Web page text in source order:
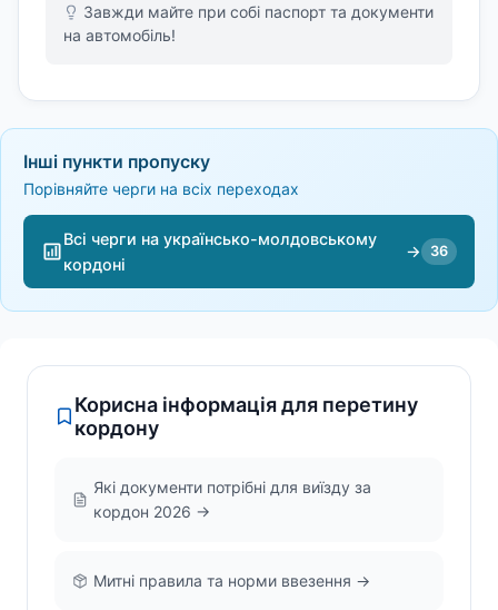
Завжди майте при собі паспорт та документи
на автомобіль!
Інші пункти пропуску
Порівняйте черги на всіх переходах
Всі черги на українсько-молдовському
кордоні
→ 36
Корисна інформація для перетину
кордону
Які документи потрібні для виїзду за
кордон 2026 →
Митні правила та норми ввезення →